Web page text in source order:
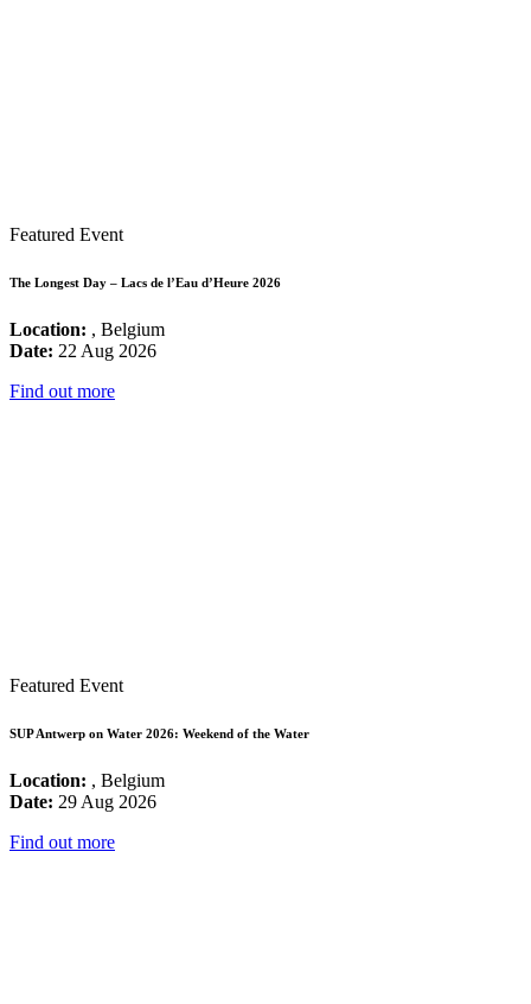
Featured Event
The Longest Day – Lacs de l’Eau d’Heure 2026
Location: , Belgium
Date: 22 Aug 2026
Find out more
Featured Event
SUP Antwerp on Water 2026: Weekend of the Water
Location: , Belgium
Date: 29 Aug 2026
Find out more